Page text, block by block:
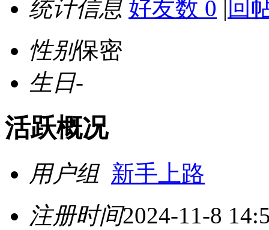
统计信息 好友数 0 | 回
性别保密
生日-
活跃概况
用户组 新手上路
注册时间2024-11-8